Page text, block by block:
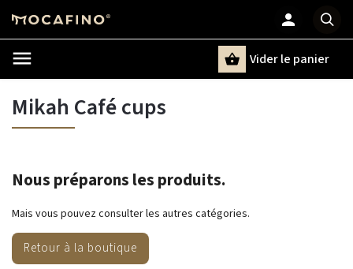
Chercher
Vider le panier
Mikah Café cups
Nous préparons les produits.
Mais vous pouvez consulter les autres catégories.
Retour à la boutique